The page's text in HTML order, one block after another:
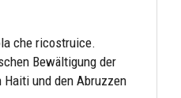
che ricostruice.
Bewältigung der
Haiti und den Abruzzen